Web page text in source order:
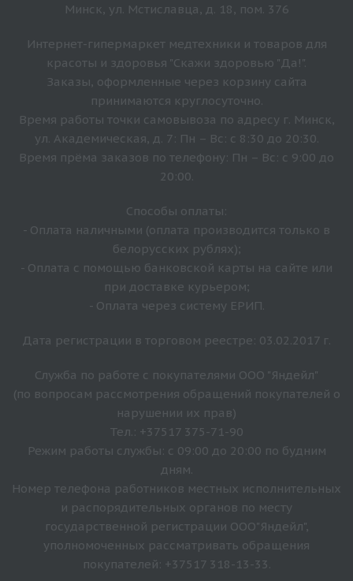
Минск, ул. Мстиславца, д. 18, пом. 376
Интернет-гипермаркет медтехники и товаров для
красоты и здоровья "Скажи здоровью "Да!".
Заказы, оформленные через корзину сайта
принимаются круглосуточно.
Время работы точки самовывоза по адресу г. Минск,
ул. Академическая, д. 7: Пн – Вс: с 8:30 до 20:30.
Время прёма заказов по телефону: Пн – Вс: с 9:00 до
20:00.
Способы оплаты:
- Оплата наличными (оплата производится только в
белорусских рублях);
- Оплата с помощью банковской карты на сайте или
при доставке курьером;
- Оплата через систему ЕРИП.
Дата регистрации в торговом реестре: 03.02.2017 г.
Служба по работе с покупателями ООО "Яндейл"
(по вопросам рассмотрения обращений покупателей о
нарушении их прав)
Тел.: +37517 375-71-90
Режим работы службы: с 09:00 до 20:00 по будним
дням.
Номер телефона работников местных исполнительных
и распорядительных органов по месту
государственной регистрации ООО"Яндейл",
уполномоченных рассматривать обращения
покупателей: +37517 318-13-33.